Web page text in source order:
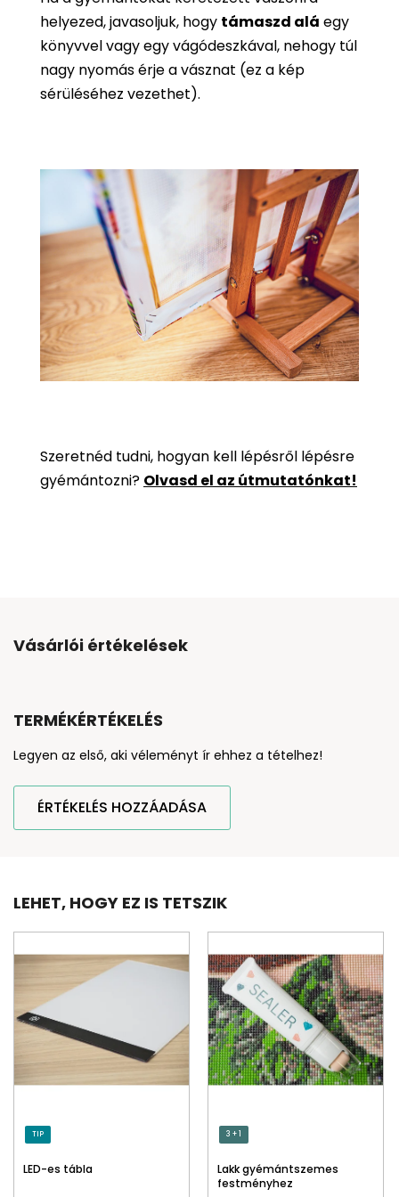
helyezed, javasoljuk, hogy támaszd alá egy
könyvvel vagy egy vágódeszkával, nehogy túl
nagy nyomás érje a vásznat (ez a kép
sérüléséhez vezethet).
Szeretnéd tudni, hogyan kell lépésről lépésre
gyémántozni? Olvasd el az útmutatónkat!
Vásárlói értékelések
TERMÉKÉRTÉKELÉS
Legyen az első, aki véleményt ír ehhez a tételhez!
ÉRTÉKELÉS HOZZÁADÁSA
LEHET, HOGY EZ IS TETSZIK
TIP
LED-es tábla
3 + 1
Lakk gyémántszemes
festményhez